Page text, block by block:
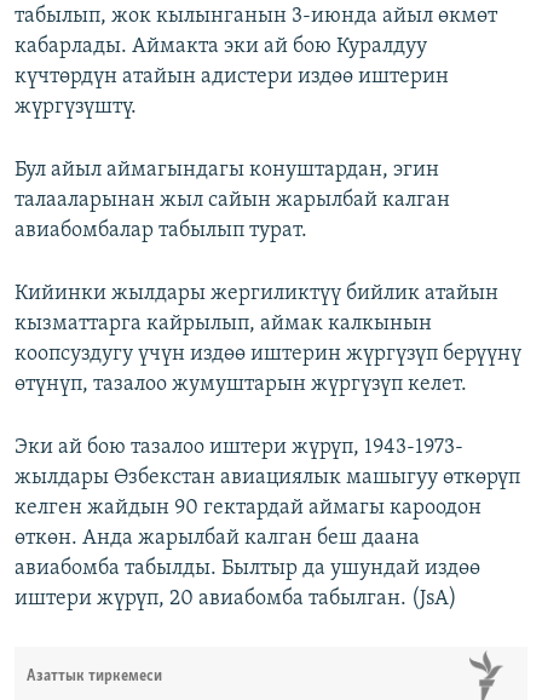
табылып, жок кылынганын 3-июнда айыл өкмөт
кабарлады. Аймакта эки ай бою Куралдуу
күчтөрдүн атайын адистери издөө иштерин
жүргүзүштү.
Бул айыл аймагындагы конуштардан, эгин
талааларынан жыл сайын жарылбай калган
авиабомбалар табылып турат.
Кийинки жылдары жергиликтүү бийлик атайын
кызматтарга кайрылып, аймак калкынын
коопсуздугу үчүн издөө иштерин жүргүзүп берүүнү
өтүнүп, тазалоо жумуштарын жүргүзүп келет.
Эки ай бою тазалоо иштери жүрүп, 1943-1973-
жылдары Өзбекстан авиациялык машыгуу өткөрүп
келген жайдын 90 гектардай аймагы кароодон
өткөн. Анда жарылбай калган беш даана
авиабомба табылды. Былтыр да ушундай издөө
иштери жүрүп, 20 авиабомба табылган. (JsA)
Азаттык тиркемеси